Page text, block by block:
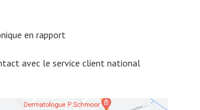
en rapport
avec le service client national